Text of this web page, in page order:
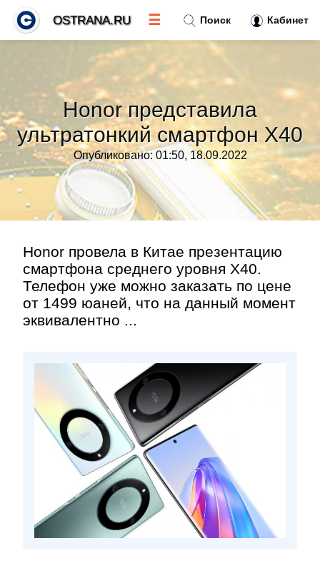
Honor представила
ультратонкий смартфон X40
Опубликовано: 01:50, 18.09.2022
Honor провела в Китае презентацию
смартфона среднего уровня X40.
Телефон уже можно заказать по цене
от 1499 юаней, что на данный момент
эквивалентно ...
Поиск Кабинет
OSTRANA.RU ☰
Тренды новостей»
Рубрики»
Правила»
Контакт »